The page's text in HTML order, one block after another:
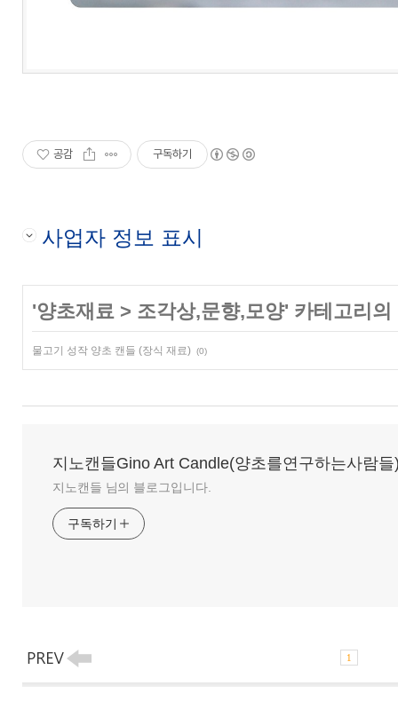
공감 구독하기
사업자 정보 표시
'양초재료 > 조각상,문향,모양' 카테고리의
물고기 성작 양초 캔들 (장식 재료) (0)
지노캔들Gino Art Candle(양초를연구하는사람들
지노캔들 님의 블로그입니다.
구독하기
1